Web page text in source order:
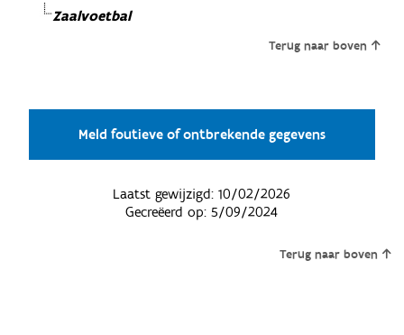
Zaalvoetbal
Terug naar boven
Meld foutieve of ontbrekende gegevens
Laatst gewijzigd:10/02/2026
Gecreëerd op:5/09/2024
Terug naar boven